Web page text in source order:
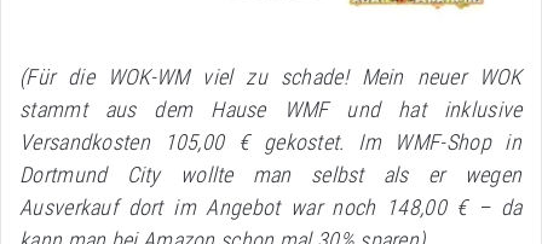
(Für die WOK-WM viel zu schade! Mein neuer WOK
stammt aus dem Hause WMF und hat inklusive
Versandkosten 105,00 € gekostet. Im WMF-Shop in
Dortmund City wollte man selbst als er wegen
Ausverkauf dort im Angebot war noch 148,00 € – da